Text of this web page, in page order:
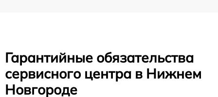
Гарантийные обязательства
сервисного центра в Нижнем
Новгороде